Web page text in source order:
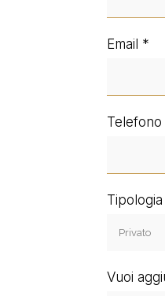
Email
Telefono
Vuoi